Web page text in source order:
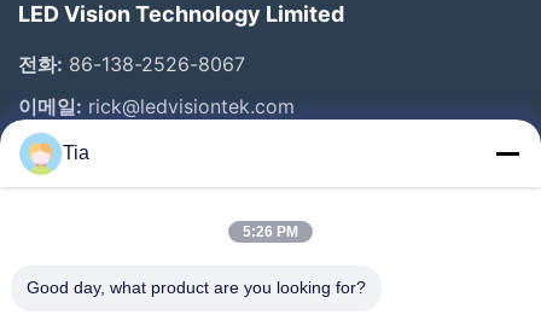
LED Vision Technology Limited
전화: 86-138-2526-8067
이메일: rick@ledvisiontek.com
빠른 링크
제품
Tia
5:26 PM
Good day, what product are you looking for?